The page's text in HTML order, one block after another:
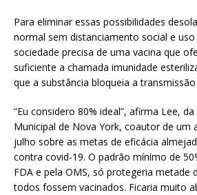
Para eliminar essas possibilidades
normal sem distanciamento social e
sociedade precisa de uma vacina que
suficiente a chamada imunidade
que a substância bloqueia a
“Eu considero 80% ideal”, afirma Lee,
Municipal de Nova York, coautor de um
julho sobre as metas de eficácia
contra covid-19. O padrão mínimo de
FDA e pela OMS, só protegeria metade
todos fossem vacinados. Ficaria muito